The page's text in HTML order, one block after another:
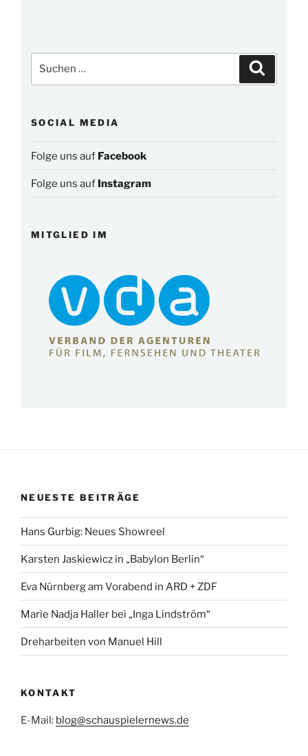
nach:
SOCIAL MEDIA
Folge uns auf Facebook
Folge uns auf Instagram
MITGLIED IM
NEUESTE BEITRÄGE
Hans Gurbig: Neues Showreel
Karsten Jaskiewicz in „Babylon Berlin“
Eva Nürnberg am Vorabend in ARD + ZDF
Marie Nadja Haller bei „Inga Lindström“
Dreharbeiten von Manuel Hill
KONTAKT
E-Mail: blog@schauspielernews.de